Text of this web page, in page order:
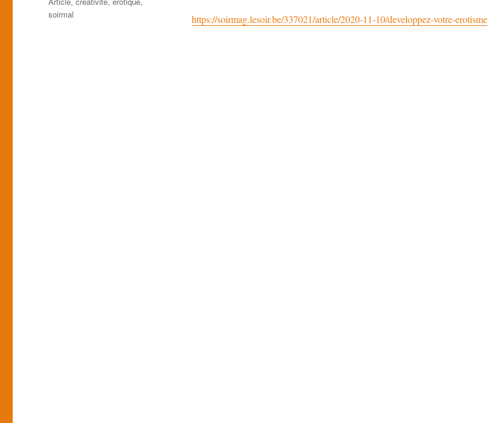
https://soirmag.lesoir.be/337021/article/2020-11-10/developpez-votre-erotisme
soirmal